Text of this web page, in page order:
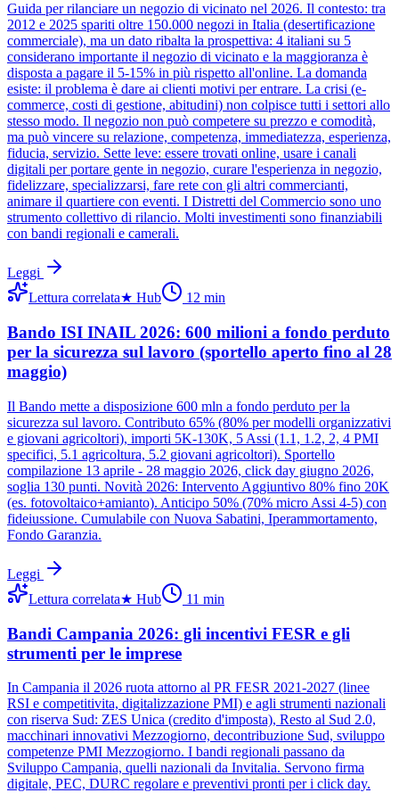
Guida per rilanciare un negozio di vicinato nel 2026. Il contesto: tra
2012 e 2025 spariti oltre 150.000 negozi in Italia (desertificazione
commerciale), ma un dato ribalta la prospettiva: 4 italiani su 5
considerano importante il negozio di vicinato e la maggioranza è
disposta a pagare il 5-15% in più rispetto all'online. La domanda
esiste: il problema è dare ai clienti motivi per entrare. La crisi (e-
commerce, costi di gestione, abitudini) non colpisce tutti i settori allo
stesso modo. Il negozio non può competere su prezzo e comodità,
ma può vincere su relazione, competenza, immediatezza, esperienza,
fiducia, servizio. Sette leve: essere trovati online, usare i canali
digitali per portare gente in negozio, curare l'esperienza in negozio,
fidelizzare, specializzarsi, fare rete con gli altri commercianti,
animare il quartiere con eventi. I Distretti del Commercio sono uno
strumento collettivo di rilancio. Molti investimenti sono finanziabili
con bandi regionali e camerali.
Leggi
Lettura correlata★ Hub 12 min
Bando ISI INAIL 2026: 600 milioni a fondo perduto
per la sicurezza sul lavoro (sportello aperto fino al 28
maggio)
Il Bando mette a disposizione 600 mln a fondo perduto per la
sicurezza sul lavoro. Contributo 65% (80% per modelli organizzativi
e giovani agricoltori), importi 5K-130K, 5 Assi (1.1, 1.2, 2, 4 PMI
specifici, 5.1 agricoltura, 5.2 giovani agricoltori). Sportello
compilazione 13 aprile - 28 maggio 2026, click day giugno 2026,
soglia 130 punti. Novità 2026: Intervento Aggiuntivo 80% fino 20K
(es. fotovoltaico+amianto). Anticipo 50% (70% micro Assi 4-5) con
fideiussione. Cumulabile con Nuova Sabatini, Iperammortamento,
Fondo Garanzia.
Leggi
Lettura correlata★ Hub 11 min
Bandi Campania 2026: gli incentivi FESR e gli
strumenti per le imprese
In Campania il 2026 ruota attorno al PR FESR 2021-2027 (linee
RSI e competitivita, digitalizzazione PMI) e agli strumenti nazionali
con riserva Sud: ZES Unica (credito d'imposta), Resto al Sud 2.0,
macchinari innovativi Mezzogiorno, decontribuzione Sud, sviluppo
competenze PMI Mezzogiorno. I bandi regionali passano da
Sviluppo Campania, quelli nazionali da Invitalia. Servono firma
digitale, PEC, DURC regolare e preventivi pronti per i click day.